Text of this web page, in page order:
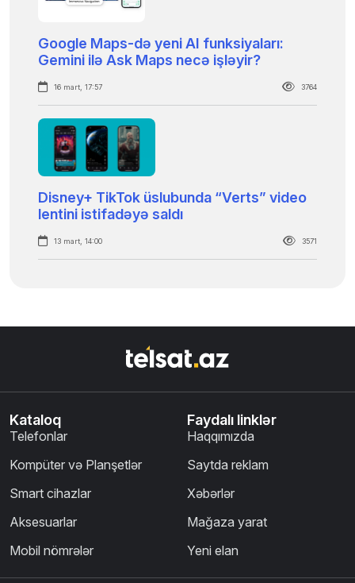
Google Maps-də yeni AI funksiyaları:
Gemini ilə Ask Maps necə işləyir?
16 mart, 17:57 3764
Disney+ TikTok üslubunda “Verts” video
lentini istifadəyə saldı
13 mart, 14:00 3571
Kataloq
Telefonlar
Kompüter və Planşetlər
Smart cihazlar
Aksesuarlar
Mobil nömrələr
Faydalı linklər
Haqqımızda
Saytda reklam
Xəbərlər
Mağaza yarat
Yeni elan